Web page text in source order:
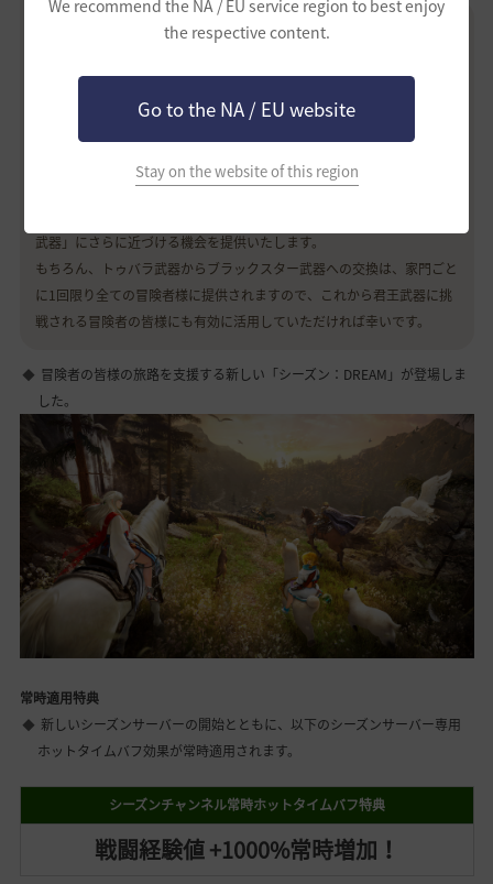
We recommend the NA / EU service region to best enjoy
the respective content.
Go to the NA / EU website
Stay on the website of this region
い重要な要素として定着しています。今回のアップデートを通じて、シ
ーズンチャンネルの頼もしい助力者、NPC「プガル」が惜しみない支援
を始めます。
新規冒険者様にとって、シーズン修了後の成長は非常に重要なポイント
です。そのため、シーズンチャンネルで慣れ親しんだトゥバラ装備を真
武器」にさらに近づける機会を提供いたします。
もちろん、トゥバラ武器からブラックスター武器への交換は、家門ごと
に1回限り全ての冒険者様に提供されますので、これから君王武器に挑
戦される冒険者の皆様にも有効に活用していただければ幸いです。
冒険者の皆様の旅路を支援する新しい「シーズン：DREAM」が登場しま
した。
常時適用特典
新しいシーズンサーバーの開始とともに、以下のシーズンサーバー専用
ホットタイムバフ効果が常時適用されます。
シーズンチャンネル常時ホットタイムバフ特典
戦闘経験値 +1000%常時増加！